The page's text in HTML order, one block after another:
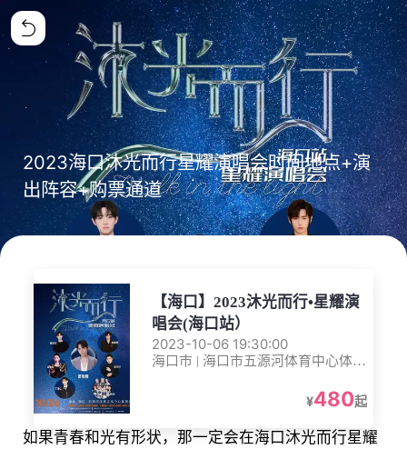
2023海口沐光而行星耀演唱会时间地点+演
出阵容+购票通道
【海口】2023沐光而行•星耀演
唱会(海口站）
2023-10-06 19:30:00
海口市 | 海口市五源河体育中心体育
¥480起
如果青春和光有形状，那一定会在海口沐光而行星耀